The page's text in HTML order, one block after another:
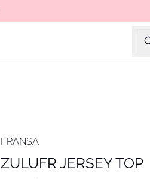
FRANSA
ZULUFR JERSEY TOP